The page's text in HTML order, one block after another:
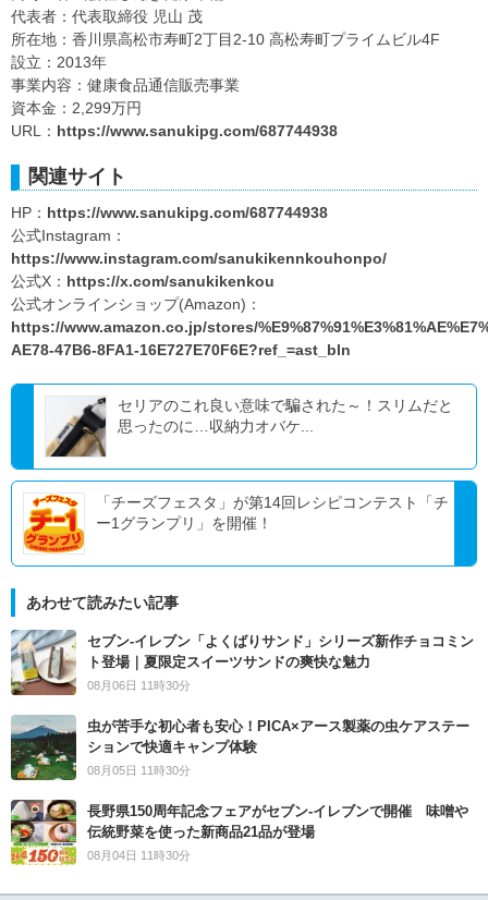
代表者：代表取締役 児山 茂
所在地：香川県高松市寿町2丁目2-10 高松寿町プライムビル4F
設立：2013年
事業内容：健康食品通信販売事業
資本金：2,299万円
URL： https://www.sanukipg.com/687744938
関連サイト
HP： https://www.sanukipg.com/687744938
公式Instagram：
https://www.instagram.com/sanukikennkouhonpo/
公式X： https://x.com/sanukikenkou
公式オンラインショップ(Amazon)：
https://www.amazon.co.jp/stores/
AE78-47B6-8FA1-16E727E70F6E?ref_=ast_bln
セリアのこれ良い意味で騙された～！スリムだと
思ったのに…収納力オバケ...
「チーズフェスタ」が第14回レシピコンテスト「チ
ー1グランプリ」を開催！
あわせて読みたい記事
セブン‐イレブン「よくばりサンド」シリーズ新作チョコミン
ト登場｜夏限定スイーツサンドの爽快な魅力
08月06日 11時30分
虫が苦手な初心者も安心！PICA×アース製薬の虫ケアステー
ションで快適キャンプ体験
08月05日 11時30分
長野県150周年記念フェアがセブン-イレブンで開催 味噌や
伝統野菜を使った新商品21品が登場
08月04日 11時30分